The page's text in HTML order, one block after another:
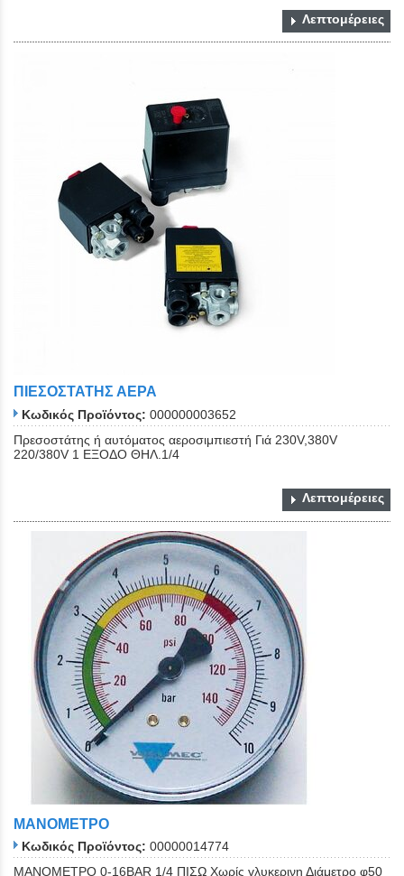
Λεπτομέρειες
ΠΙΕΣΟΣΤΑΤΗΣ ΑΕΡΑ
Κωδικός Προϊόντος: 000000003652
Πρεσοστάτης ή αυτόματος αεροσιμπιεστή Γιά 230V,380V
220/380V 1 ΕΞΟΔΟ ΘΗΛ.1/4
Λεπτομέρειες
ΜΑΝΟΜΕΤΡΟ
Κωδικός Προϊόντος: 00000014774
ΜΑΝΟΜΕΤΡΟ 0-16ΒΑR 1/4 ΠΙΣΩ Χωρίς γλυκερινη Διάμετρο φ50